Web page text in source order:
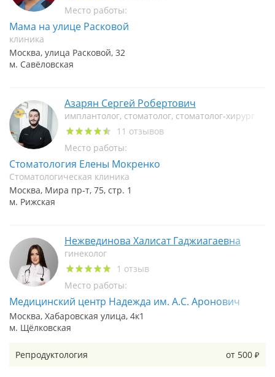
Место работы:
Мама на улице Расковой
клиника
Москва, улица Расковой, 32
м. Савёловская
Азарян Сергей Робертович
имплантолог, стоматолог, стоматолог-хирург
11 отзывов
Место работы:
Стоматология Елены Мокренко
Стоматологическая клиника
Москва, Мира пр-т, 75, стр. 1
м. Рижская
Нежвединова Халисат Гаджиагаевна
гинеколог
1 отзыв
Место работы:
Медицинский центр Надежда им. А.С. Аронович
Москва, Хабаровская улица, 4к1
м. Щёлковская
Репродуктология от 500 ₽